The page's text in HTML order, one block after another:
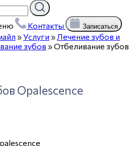
Контакты Записаться
»Услуги »Лечение зубов и
зубов »Отбеливание зубов
Opalescence